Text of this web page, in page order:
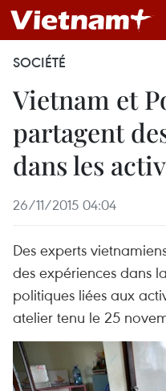
SOCIÉTÉ
Vietnam et
partagent
dans les
26/11/2015 04:04
Des experts
des expériences dans
politiques liées aux
atelier tenu le 25